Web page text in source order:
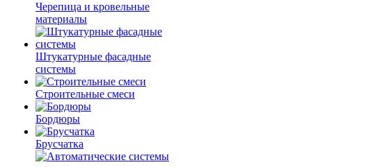
Черепица и кровельные
материалы
Штукатурные фасадные
системы
Строительные смеси
Бордюры
Брусчатка